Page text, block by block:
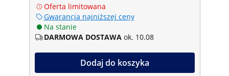
Oferta limitowana
Gwarancja najniższej ceny
Na stanie
DARMOWA DOSTAWA ok. 10.08
Dodaj do koszyka